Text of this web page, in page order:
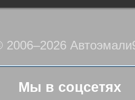
2006–2026
Мы в соцсетях